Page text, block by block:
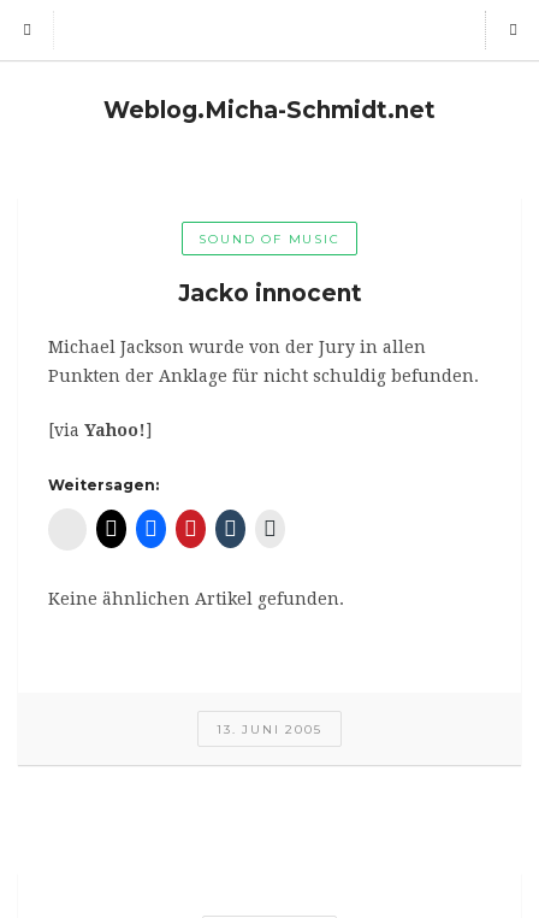
Weblog.Micha-Schmidt.net
SOUND OF MUSIC
Jacko innocent
Michael Jackson wurde von der Jury in allen
Punkten der Anklage für nicht schuldig befunden.
[via Yahoo!]
Weitersagen:
Diaspora*
Keine ähnlichen Artikel gefunden.
13. JUNI 2005